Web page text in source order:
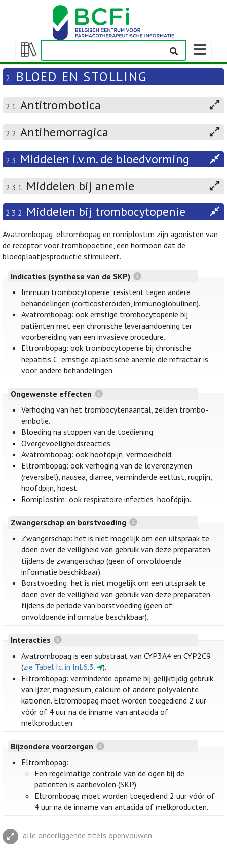
Weergeven/verbergen
inhoudstafel
2. BLOED EN STOLLING
2.1. Antitrombotica
2.2. Antihemorragica
2.3. Middelen i.v.m. de bloedvorming
2.3.1. Middelen bij anemie
2.3.2. Middelen bij trombocytopenie
Avatrombopag, eltrombopag en romiplostim zijn agonisten van
de receptor voor trombopoëtine, een hormoon dat de
bloedplaatjesproductie stimuleert.
Indicaties (synthese van de SKP)
Immuun trombocytopenie, resistent tegen andere
behandelingen (corticosteroïden, immunoglobulinen).
Avatrombopag: ook ernstige trombocytopenie bij
patiënten met een chronische leveraandoening ter
voorbereiding van een invasieve procedure.
Eltrombopag: ook trombocytopenie bij chronische
hepatitis C, ernstige aplastische anemie die refractair is
voor andere behandelingen.
Ongewenste effecten
Verhoging van het trombocytenaantal, zelden trombo-
embolie.
Bloeding na stoppen van de toediening.
Overgevoeligheidsreacties.
Avatrombopag: ook hoofdpijn, vermoeidheid.
Eltrombopag: ook verhoging van de leverenzymen
(reversibel), nausea, diarree, verminderde eetlust, rugpijn,
hoofdpijn, hoest.
Romiplostim: ook respiratoire infecties, hoofdpijn.
Zwangerschap en borstvoeding
Zwangerschap: het is niet mogelijk om een uitspraak te
doen over de veiligheid van gebruik van deze preparaten
tijdens de zwangerschap (geen of onvoldoende
informatie beschikbaar).
Borstvoeding: het is niet mogelijk om een uitspraak te
doen over de veiligheid van gebruik van deze preparaten
tijdens de periode van borstvoeding (geen of
onvoldoende informatie beschikbaar).
Interacties
Avatrombopag is een substraat van CYP3A4 en CYP2C9
(zie Tabel Ic. in Inl.6.3.
).
Eltrombopag: verminderde opname bij gelijktijdig gebruik
van ijzer, magnesium, calcium of andere polyvalente
kationen. Eltrombopag moet worden toegediend 2 uur
vóór of 4 uur na de inname van antacida of
melkproducten.
Bijzondere voorzorgen
Eltrombopag:
Een regelmatige controle van de ogen bij de
patiënten is aanbevolen (SKP).
Eltrombopag moet worden toegediend 2 uur vóór of
4 uur na de inname van antacida of melkproducten.
alle onderliggende titels openvouwen